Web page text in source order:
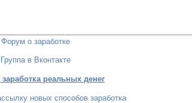
Форум о заработке
Группа в Вконтакте
заработка реальных денег
новых способов заработка